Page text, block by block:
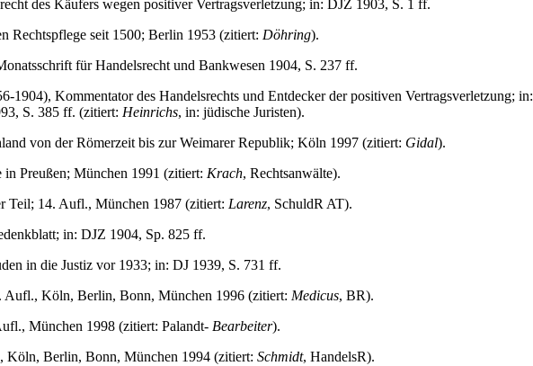
des Käufers wegen positiver Vertragsverletzung; in: DJZ 1903, S. 1 ff.
Rechtspflege seit 1500; Berlin 1953 (zitiert: Döhring).
für Handelsrecht und Bankwesen 1904, S. 237 ff.
1904), Kommentator des Handelsrechts und Entdecker der positiven Vertragsverletzung; in:
S. 385 ff. (zitiert: Heinrichs, in: jüdische Juristen).
von der Römerzeit bis zur Weimarer Republik; Köln 1997 (zitiert: Gidal).
in Preußen; München 1991 (zitiert: Krach, Rechtsanwälte).
Teil; 14. Aufl., München 1987 (zitiert: Larenz, SchuldR AT).
in: DJZ 1904, Sp. 825 ff.
in die Justiz vor 1933; in: DJ 1939, S. 731 ff.
Aufl., Köln, Berlin, Bonn, München 1996 (zitiert: Medicus, BR).
München 1998 (zitiert: Palandt- Bearbeiter).
Köln, Berlin, Bonn, München 1994 (zitiert: Schmidt, HandelsR).